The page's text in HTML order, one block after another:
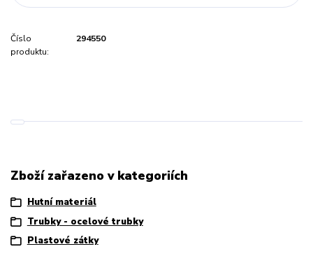
Číslo
produktu:
294550
Zboží zařazeno v kategoriích
Hutní materiál
Trubky - ocelové trubky
Plastové zátky